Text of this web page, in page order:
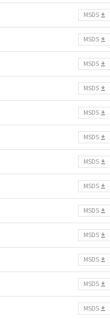
MSDS
MSDS
MSDS
MSDS
MSDS
MSDS
MSDS
MSDS
MSDS
MSDS
MSDS
MSDS
MSDS